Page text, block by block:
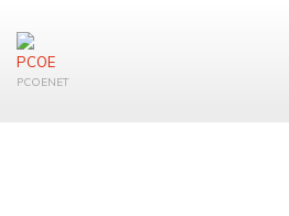
PCOENET